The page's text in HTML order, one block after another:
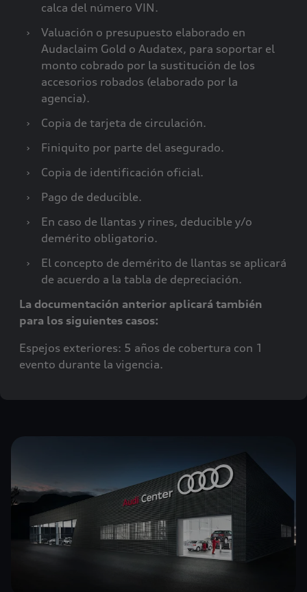
calca del número VIN.
›
Valuación o presupuesto elaborado en
Audaclaim Gold o Audatex, para soportar el
monto cobrado por la sustitución de los
accesorios robados (elaborado por la
agencia).
›
Copia de tarjeta de circulación.
›
Finiquito por parte del asegurado.
›
Copia de identificación oficial.
›
Pago de deducible.
›
En caso de llantas y rines, deducible y/o
demérito obligatorio.
›
El concepto de demérito de llantas se aplicará
de acuerdo a la tabla de depreciación.
La documentación anterior aplicará también
para los siguientes casos:
Espejos exteriores: 5 años de cobertura con 1
evento durante la vigencia.